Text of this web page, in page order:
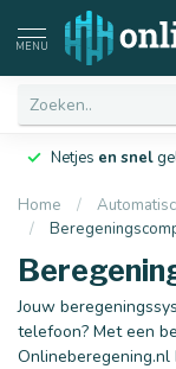
MENU
Netjes en snel
Home /
/
Jouw
telefoon? Met een